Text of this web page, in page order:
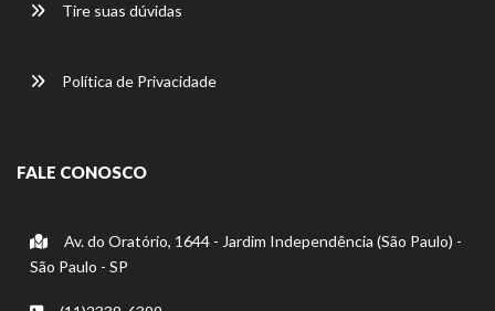
Tire suas dúvidas
Política de Privacidade
FALE CONOSCO
Av. do Oratório, 1644 - Jardim Independência (São Paulo) -
São Paulo - SP